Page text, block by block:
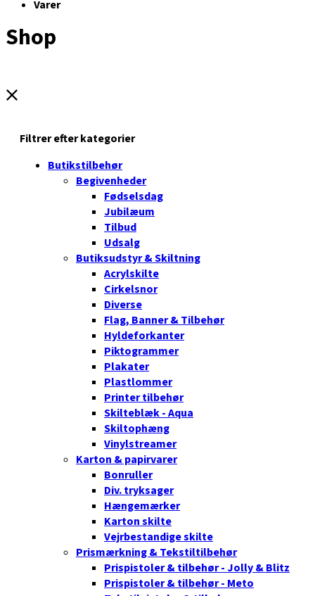
Varer
Shop
Filtrer efter kategorier
Butikstilbehør
Begivenheder
Fødselsdag
Jubilæum
Tilbud
Udsalg
Butiksudstyr & Skiltning
Acrylskilte
Cirkelsnor
Diverse
Flag, Banner & Tilbehør
Hyldeforkanter
Piktogrammer
Plakater
Plastlommer
Printer tilbehør
Skilteblæk - Aqua
Skiltophæng
Vinylstreamer
Karton & papirvarer
Bonruller
Div. tryksager
Hængemærker
Karton skilte
Vejrbestandige skilte
Prismærkning & Tekstiltilbehør
Prispistoler & tilbehør - Jolly & Blitz
Prispistoler & tilbehør - Meto